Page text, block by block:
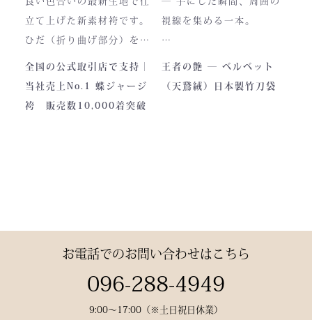
藍が変化していく時間ご
と、お楽しみください。
製作の地は、火の国・熊
数々の名勝負の舞台にも選
ばれた、 純日本製の誇り
生地には、埼玉・武州の老
立て上げた新素材袴です。
ひだ（折り曲げ部分）を縫
い込んでありますので洗濯
しても崩れが少なく簡単に
折りたためます。
全国の公式取引店で支持｜
当社売上No.1 蝶ジャージ
袴 販売数10,000着突破
視線を集める一本。
深く艶めくベルベットの光
沢。
す。
試合会場で竹刀袋を手に取
った瞬間、
「何だ、あれは？」と視線
王者の艶 ― ベルベット
（天鵞絨）日本製竹刀袋
お電話でのお問い合わせはこちら
096-288-4949
9:00〜17:00（※土日祝日休業）